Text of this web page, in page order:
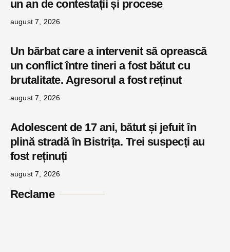
un an de contestații și procese
august 7, 2026
Un bărbat care a intervenit să oprească
un conflict între tineri a fost bătut cu
brutalitate. Agresorul a fost reținut
august 7, 2026
Adolescent de 17 ani, bătut și jefuit în
plină stradă în Bistrița. Trei suspecți au
fost reținuți
august 7, 2026
Reclame